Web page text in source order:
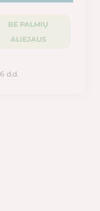
BE PALMIŲ
ALIEJAUS
d.d.